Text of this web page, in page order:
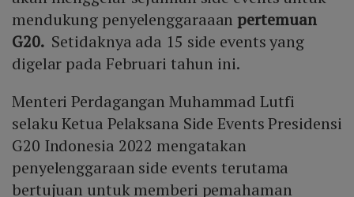
mendukung penyelenggaraaanpertemuan
G20.Setidaknya ada 15 side events yang
digelar pada Februari tahun ini.
Menteri Perdagangan Muhammad Lutfi
selaku Ketua Pelaksana Side Events Presidensi
G20 Indonesia 2022 mengatakan
penyelenggaraan side events terutama
bertujuan untuk memberi pemahaman